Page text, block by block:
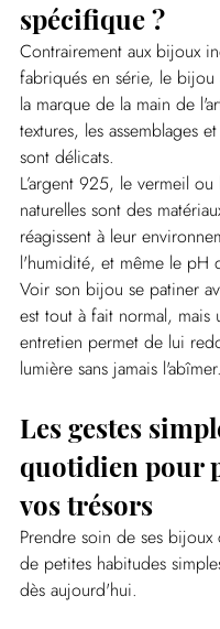
spécifique ?
Contrairement aux bijoux
fabriqués en série, le bijou
la marque de la main de
textures, les assemblages
sont délicats.
L’argent 925, le vermeil
naturelles sont des
réagissent à leur
l'humidité, et même le pH
Voir son bijou se patiner
est tout à fait normal, mais
entretien permet de lui
lumière sans jamais l'abîmer.
Les gestes
quotidien pour
vos trésors
Prendre soin de ses
de petites habitudes
dès aujourd'hui.